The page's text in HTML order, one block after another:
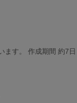
ます。 作成期間 約7日